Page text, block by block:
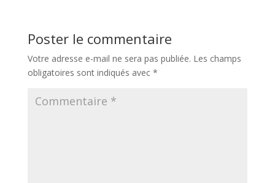
Poster le commentaire
Votre adresse e-mail ne sera pas publiée. Les champs
obligatoires sont indiqués avec *